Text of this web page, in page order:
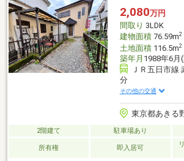
2,080万円
間取り 3LDK
建物面積76.59m2
土地面積116.5m2
築年月 1988年6月
ＪＲ五日市線
分
その他の交通
東京都あきる
2階建て 駐車場あり
所有権 即入居可